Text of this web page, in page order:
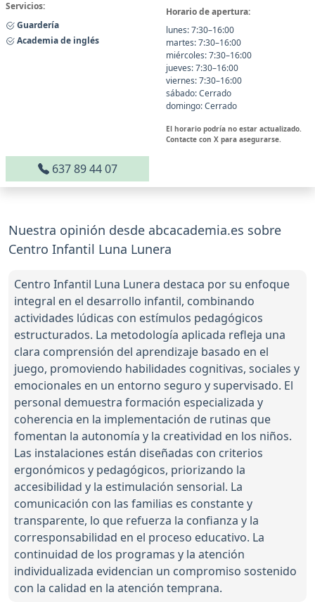
Servicios:
Guardería
Academia de inglés
Horario de apertura:
lunes: 7:30–16:00
martes: 7:30–16:00
miércoles: 7:30–16:00
jueves: 7:30–16:00
viernes: 7:30–16:00
sábado: Cerrado
domingo: Cerrado
El horario podría no estar actualizado.
Contacte con X para asegurarse.
637 89 44 07
Nuestra opinión desde abcacademia.es sobre
Centro Infantil Luna Lunera
Centro Infantil Luna Lunera destaca por su enfoque
integral en el desarrollo infantil, combinando
actividades lúdicas con estímulos pedagógicos
estructurados. La metodología aplicada refleja una
clara comprensión del aprendizaje basado en el
juego, promoviendo habilidades cognitivas, sociales y
emocionales en un entorno seguro y supervisado. El
personal demuestra formación especializada y
coherencia en la implementación de rutinas que
fomentan la autonomía y la creatividad en los niños.
Las instalaciones están diseñadas con criterios
ergonómicos y pedagógicos, priorizando la
accesibilidad y la estimulación sensorial. La
comunicación con las familias es constante y
transparente, lo que refuerza la confianza y la
corresponsabilidad en el proceso educativo. La
continuidad de los programas y la atención
individualizada evidencian un compromiso sostenido
con la calidad en la atención temprana.